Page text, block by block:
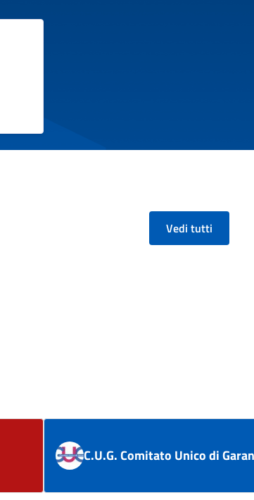
Vedi tutti
C.U.G. Comitato Unico di